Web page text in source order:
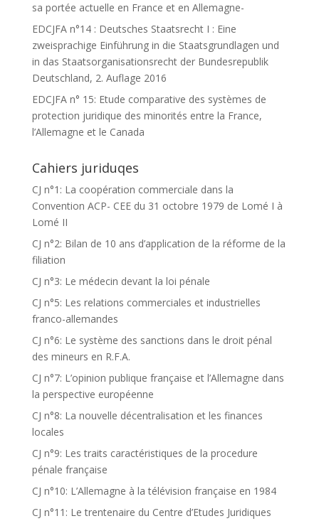
sa portée actuelle en France et en Allemagne-
EDCJFA n°14 : Deutsches Staatsrecht I : Eine
zweisprachige Einführung in die Staatsgrundlagen und
in das Staatsorganisationsrecht der Bundesrepublik
Deutschland, 2. Auflage 2016
EDCJFA n° 15: Etude comparative des systèmes de
protection juridique des minorités entre la France,
l’Allemagne et le Canada
Cahiers juriduqes
CJ n°1: La coopération commerciale dans la
Convention ACP- CEE du 31 octobre 1979 de Lomé I à
Lomé II
CJ n°2: Bilan de 10 ans d’application de la réforme de la
filiation
CJ n°3: Le médecin devant la loi pénale
CJ n°5: Les relations commerciales et industrielles
franco-allemandes
CJ n°6: Le système des sanctions dans le droit pénal
des mineurs en R.F.A.
CJ n°7: L’opinion publique française et l’Allemagne dans
la perspective européenne
CJ n°8: La nouvelle décentralisation et les finances
locales
CJ n°9: Les traits caractéristiques de la procedure
pénale française
CJ n°10: L’Allemagne à la télévision française en 1984
CJ n°11: Le trentenaire du Centre d’Etudes Juridiques